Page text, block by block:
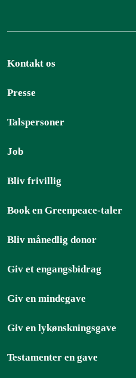
Kontakt os
Presse
Talspersoner
Job
Bliv frivillig
Book en Greenpeace-taler
Bliv månedlig donor
Giv et engangsbidrag
Giv en mindegave
Giv en lykønskningsgave
Testamenter en gave